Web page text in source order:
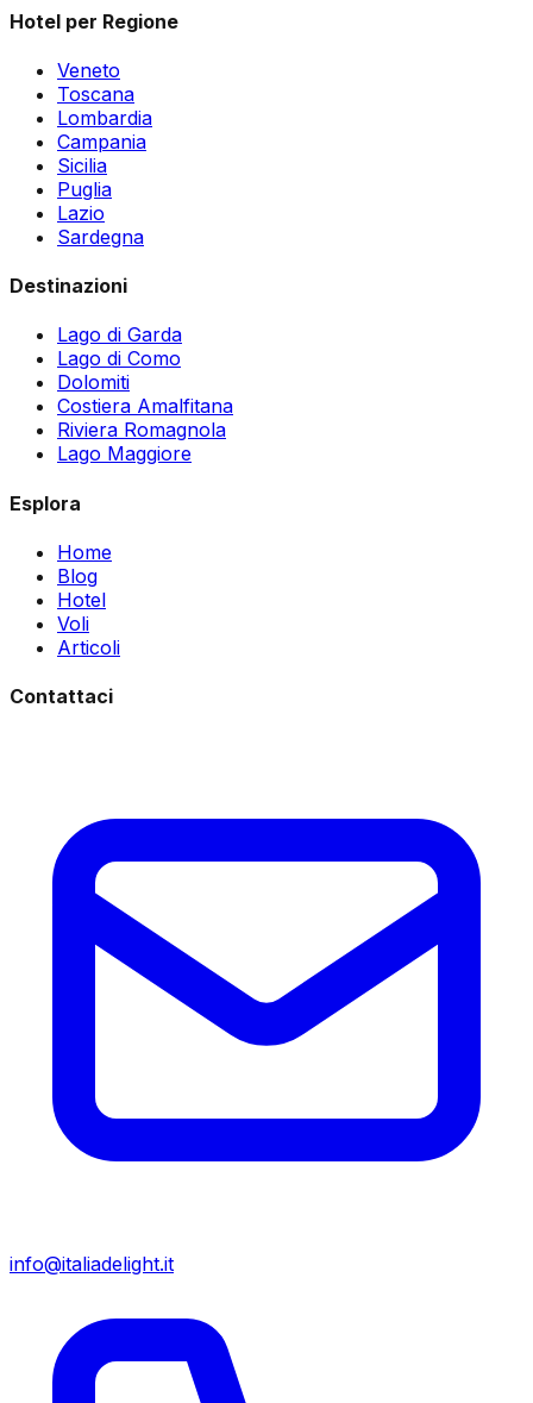
Hotel per Regione
Veneto
Toscana
Lombardia
Campania
Sicilia
Puglia
Lazio
Sardegna
Destinazioni
Lago di Garda
Lago di Como
Dolomiti
Costiera Amalfitana
Riviera Romagnola
Lago Maggiore
Esplora
Home
Blog
Hotel
Voli
Articoli
Contattaci
info@italiadelight.it